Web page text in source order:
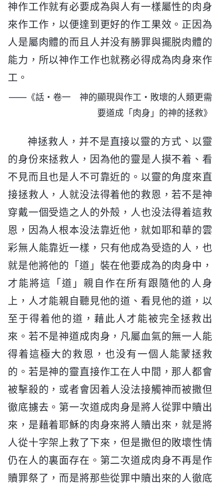
神作工作就有必要成為與人有一樣屬性的肉身
來作工作，以便達到更好的作工果效。正因為
人是屬肉體的而且人并没有勝罪與擺脱肉體的
能力，所以神作工作也就務必得成為肉身來作
工。
——《話・卷一 神的顯現與作工・敗壞的人類更需
要道成「肉身」的神的拯救》
神拯救人，并不是直接以靈的方式、以靈
的身份來拯救人，因為他的靈是人摸不着、看
不見而且也是人不可靠近的。以靈的角度來直
接拯救人，人就没法得着他的救恩，若不是神
穿戴一個受造之人的外殻，人也没法得着這救
恩，因為人根本没法靠近他，就如耶和華的雲
彩無人能靠近一樣，只有他成為受造的人，也
就是他將他的「道」裝在他要成為的肉身中，
才能將這「道」親自作在所有跟隨他的人身
上，人才能親自聽見他的道、看見他的道，以
至于得着他的道，藉此人才能被完全拯救出
來。若不是神道成肉身，凡屬血氣的無一人能
得着這極大的救恩，也没有一個人能蒙拯救
的。若是神的靈直接作工在人中間，那人都會
被擊殺的，或者會因着人没法接觸神而被撒但
徹底擄去。第一次道成肉身是將人從罪中贖出
來，是藉着耶穌的肉身來將人贖出來，就是將
人從十字架上救了下來，但是撒但的敗壞性情
仍在人的裏面存在。第二次道成肉身不再是作
贖罪祭了，而是將那些從罪中贖出來的人徹底